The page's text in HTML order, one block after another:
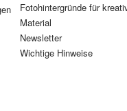
Fotohintergründe für
Material
Newsletter
Wichtige Hinweise